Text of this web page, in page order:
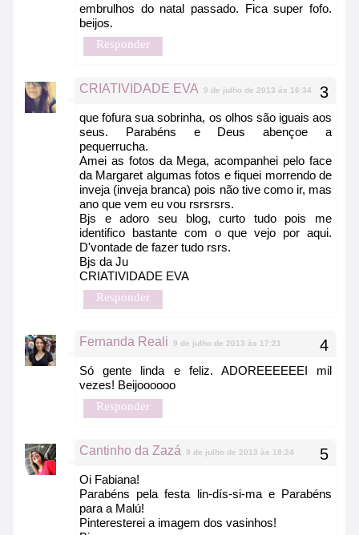
embrulhos do natal passado. Fica super fofo.
beijos.
Responder
CRIATIVIDADE EVA 9 de julho de 2013 às 16:34
que fofura sua sobrinha, os olhos são iguais aos
seus. Parabéns e Deus abençoe a
pequerrucha.
Amei as fotos da Mega, acompanhei pelo face
da Margaret algumas fotos e fiquei morrendo de
inveja (inveja branca) pois não tive como ir, mas
ano que vem eu vou rsrsrsrs.
Bjs e adoro seu blog, curto tudo pois me
identifico bastante com o que vejo por aqui.
D'vontade de fazer tudo rsrs.
Bjs da Ju
CRIATIVIDADE EVA
Responder
Fernanda Reali 9 de julho de 2013 às 17:21
Só gente linda e feliz. ADOREEEEEEI mil
vezes! Beijoooooo
Responder
Cantinho da Zazá 9 de julho de 2013 às 18:24
Oi Fabiana!
Parabéns pela festa lin-dís-si-ma e Parabéns
para a Malú!
Pinteresterei a imagem dos vasinhos!